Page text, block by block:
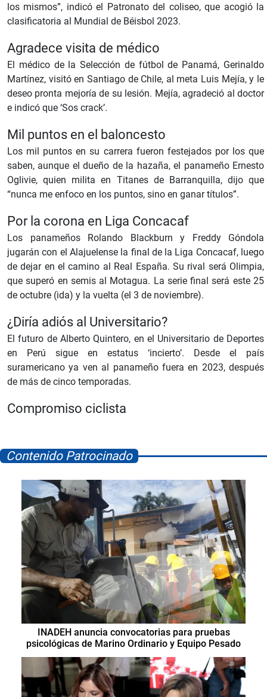
los mismos”, indicó el Patronato del coliseo, que acogió la
clasificatoria al Mundial de Béisbol 2023.
Agradece visita de médico
El médico de la Selección de fútbol de Panamá, Gerinaldo
Martínez, visitó en Santiago de Chile, al meta Luis Mejía, y le
deseo pronta mejoría de su lesión. Mejía, agradeció al doctor
e indicó que ‘Sos crack’.
Mil puntos en el baloncesto
Los mil puntos en su carrera fueron festejados por los que
saben, aunque el dueño de la hazaña, el panameño Ernesto
Oglivie, quien milita en Titanes de Barranquilla, dijo que
“nunca me enfoco en los puntos, sino en ganar títulos”.
Por la corona en Liga Concacaf
Los panameños Rolando Blackburn y Freddy Góndola
jugarán con el Alajuelense la final de la Liga Concacaf, luego
de dejar en el camino al Real España. Su rival será Olimpia,
que superó en semis al Motagua. La serie final será este 25
de octubre (ida) y la vuelta (el 3 de noviembre).
¿Diría adiós al Universitario?
El futuro de Alberto Quintero, en el Universitario de Deportes
en Perú sigue en estatus ‘incierto’. Desde el país
suramericano ya ven al panameño fuera en 2023, después
de más de cinco temporadas.
Compromiso ciclista
Contenido Patrocinado
INADEH anuncia convocatorias para pruebas
psicológicas de Marino Ordinario y Equipo Pesado